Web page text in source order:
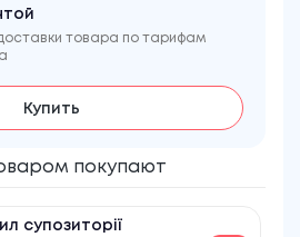
товара по тарифам
Купить
покупают
супозиторії